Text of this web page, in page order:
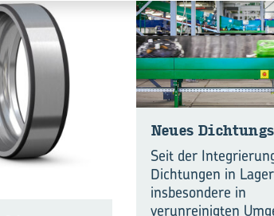
Neues
Seit der
Dichtungen in
insbesondere in
verunreinigten